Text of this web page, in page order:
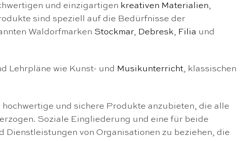
und einzigartigen kreativen Materialien,
sind speziell auf die Bedürfnisse der
Waldorfmarken Stockmar, Debresk, Filia und
Lehrpläne wie Kunst- und Musikunterricht, klassischen
und sichere Produkte anzubieten, die alle
Soziale Eingliederung und eine für beide
von Organisationen zu beziehen, die